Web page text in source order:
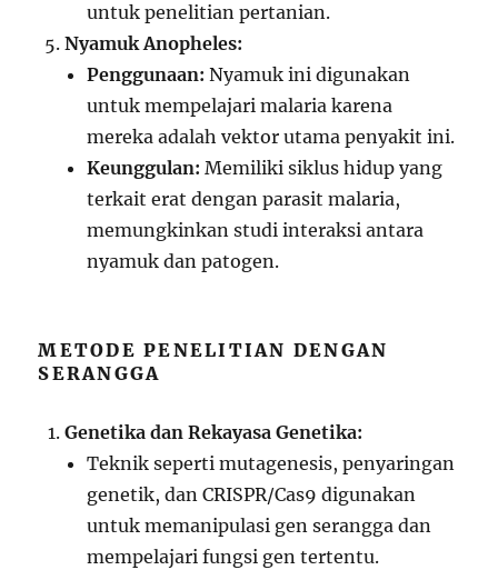
untuk penelitian pertanian.
Nyamuk Anopheles:
Penggunaan: Nyamuk ini digunakan
untuk mempelajari malaria karena
mereka adalah vektor utama penyakit ini.
Keunggulan: Memiliki siklus hidup yang
terkait erat dengan parasit malaria,
memungkinkan studi interaksi antara
nyamuk dan patogen.
METODE PENELITIAN DENGAN
SERANGGA
Genetika dan Rekayasa Genetika:
Teknik seperti mutagenesis, penyaringan
genetik, dan CRISPR/Cas9 digunakan
untuk memanipulasi gen serangga dan
mempelajari fungsi gen tertentu.